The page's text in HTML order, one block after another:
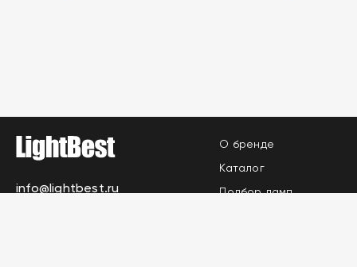
info@lightbest.ru
О бренде
Каталог
Подбор ламп